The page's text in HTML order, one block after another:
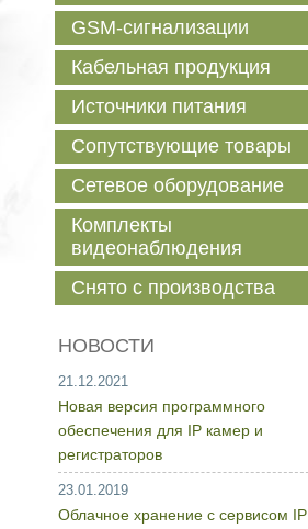
GSM-сигнализации
Кабельная продукция
Источники питания
Сопутствующие товары
Сетевое оборудование
Комплекты
видеонаблюдения
Снято с производства
НОВОСТИ
21.12.2021
Новая версия программного
обеспечения для IP камер и
регистраторов
23.01.2019
Облачное хранение с сервисом IP